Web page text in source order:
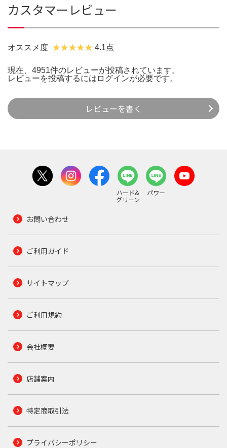
カスタマーレビュー
オススメ度 4.1点
現在、4951件のレビューが投稿されています。
レビューを投稿するには ログインが必要です。
レビューを書く
ハード&
グリーン
パワー
お問い合わせ
ご利用ガイド
サイトマップ
ご利用規約
会社概要
店舗案内
特定商取引法
プライバシーポリシー